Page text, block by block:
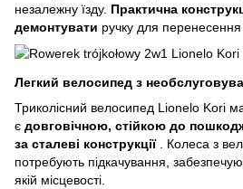
незалежну їзду. Практична
демонтувати ручку для
Легкий велосипед з
Триколісний велосипед Lionelo Kori
є довговічною, стійкою до
за сталеві конструкції. Колеса з
потребують підкачування,
якій місцевості.